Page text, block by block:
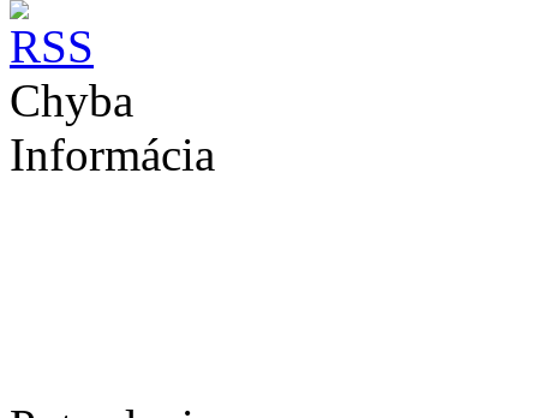
Chyba
Informácia